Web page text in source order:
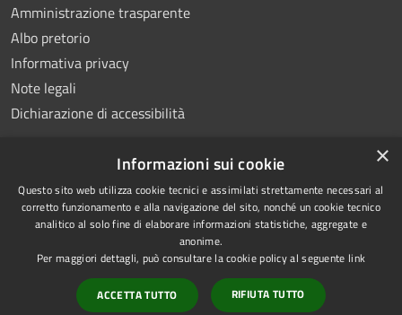
Amministrazione trasparente
Albo pretorio
Informativa privacy
Note legali
Dichiarazione di accessibilità
RSS
Accessibilità
Privacy
Mappa del sito
Copyright © 2026 • Comune di
Montemiletto • Powered by
Municipium•Accesso
redazione
×
Informazioni sui cookie
Questo sito web utilizza cookie tecnici e assimilati strettamente necessari al
corretto funzionamento e alla navigazione del sito, nonché un cookie tecnico
analitico al solo fine di elaborare informazioni statistiche, aggregate e
anonime.
Per maggiori dettagli, può consultare la cookie policy al seguente link
ACCETTA TUTTO RIFIUTA TUTTO